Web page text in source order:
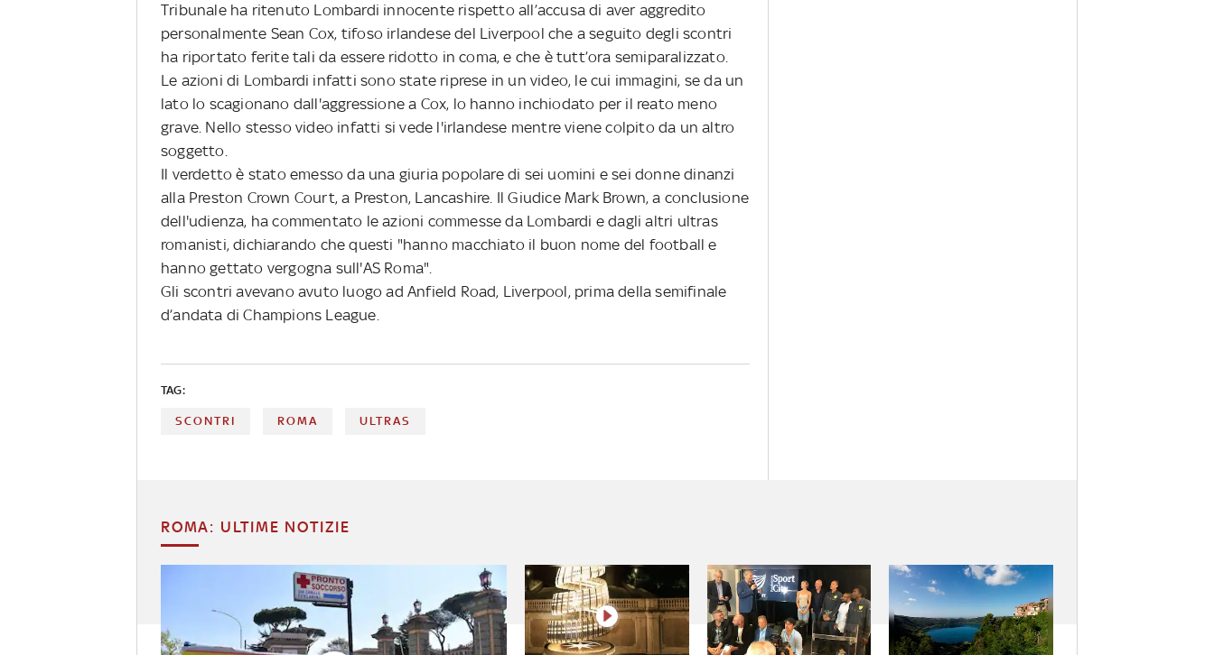
Tribunale ha ritenuto Lombardi innocente rispetto all’accusa di aver aggredito
personalmente Sean Cox, tifoso irlandese del Liverpool che a seguito degli scontri
ha riportato ferite tali da essere ridotto in coma, e che è tutt’ora semiparalizzato.
Le azioni di Lombardi infatti sono state riprese in un video, le cui immagini, se da un
lato lo scagionano dall'aggressione a Cox, lo hanno inchiodato per il reato meno
grave. Nello stesso video infatti si vede l'irlandese mentre viene colpito da un altro
soggetto.
Il verdetto è stato emesso da una giuria popolare di sei uomini e sei donne dinanzi
alla Preston Crown Court, a Preston, Lancashire. Il Giudice Mark Brown, a conclusione
dell'udienza, ha commentato le azioni commesse da Lombardi e dagli altri ultras
romanisti, dichiarando che questi "hanno macchiato il buon nome del football e
hanno gettato vergogna sull'AS Roma".
Gli scontri avevano avuto luogo ad Anfield Road, Liverpool, prima della semifinale
d’andata di Champions League.
TAG:
SCONTRI ROMA ULTRAS
ROMA: ULTIME NOTIZIE